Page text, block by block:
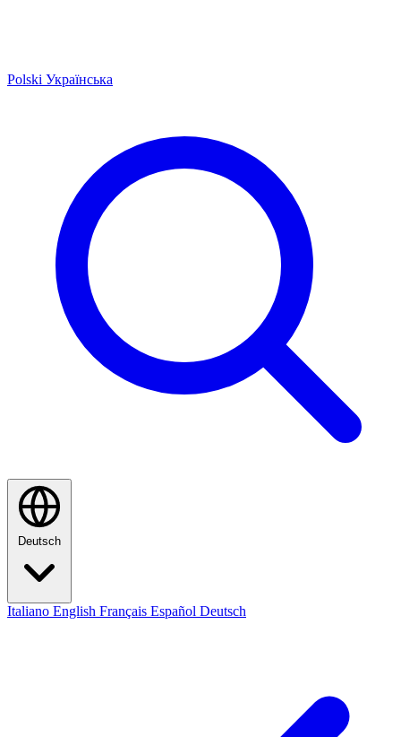
Polski Українська
Deutsch
Italiano English Français Español Deutsch